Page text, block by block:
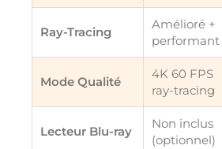
Ray-Tracing
Amélioré +
performant
Mode Qualité
4K 60 FPS
ray-tracing
Lecteur Blu-ray
Non inclus
(optionnel)